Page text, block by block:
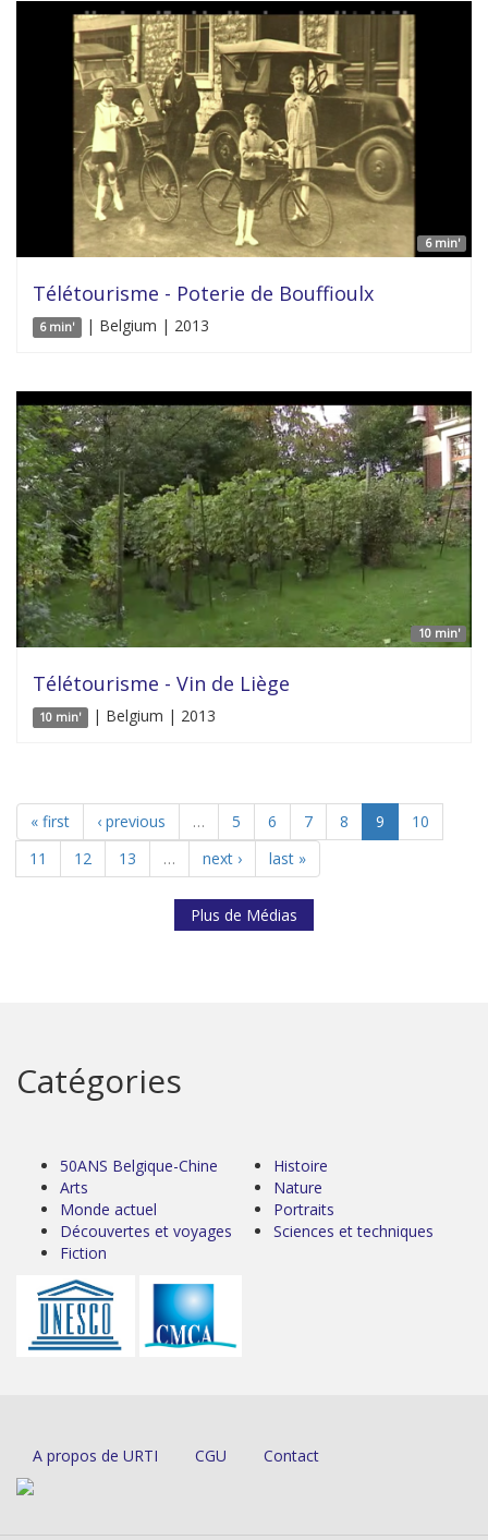
6 min'
Télétourisme - Poterie de Bouffioulx
6 min' | Belgium | 2013
10 min'
Télétourisme - Vin de Liège
10 min' | Belgium | 2013
« first ‹ previous … 5 6 7 8 9
10
11
12 13 … next › last »
Plus de Médias
Catégories
50ANS Belgique-Chine
Arts
Monde actuel
Découvertes et voyages
Fiction
Histoire
Nature
Portraits
Sciences et techniques
A propos de URTI CGU Contact